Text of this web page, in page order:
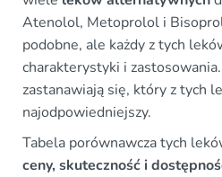
Atenolol, Metoprolol i
podobne, ale każdy z tych
charakterystyki i
zastanawiają się, który z tych
najodpowiedniejszy.
Tabela porównawcza tych
ceny, skuteczność i